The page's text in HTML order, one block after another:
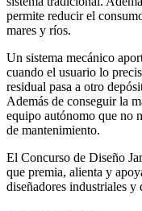
permite reducir el
mares y ríos.
Un sistema mecánico
cuando el usuario lo
residual pasa a otro
Además de conseguir la
equipo autónomo que no
de mantenimiento.
El Concurso de Diseño
que premia, alienta y
diseñadores industriales y